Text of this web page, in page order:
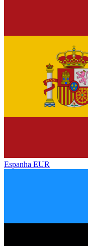
Espanha EUR